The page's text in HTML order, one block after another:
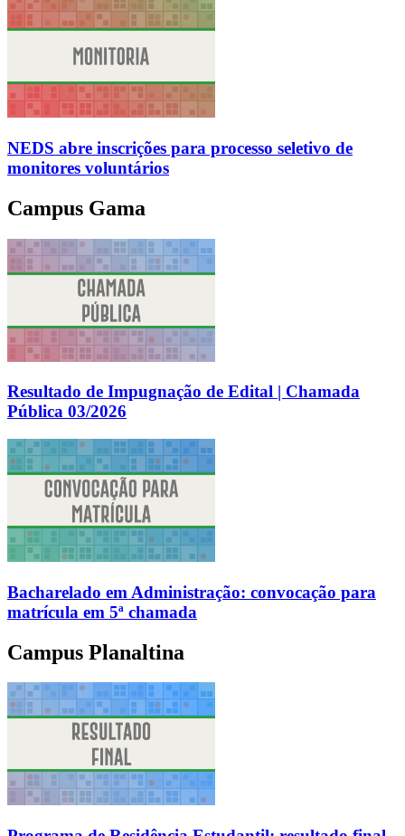
NEDS abre inscrições para processo seletivo de
monitores voluntários
Campus Gama
Resultado de Impugnação de Edital | Chamada
Pública 03/2026
Bacharelado em Administração: convocação para
matrícula em 5ª chamada
Campus Planaltina